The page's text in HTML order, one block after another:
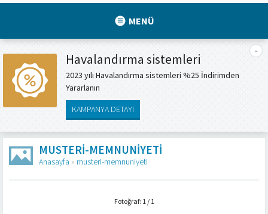
MENÜ
Havalandırma sistemleri
2023 yılı Havalandırma sistemleri %25 İndirimden
Yararlanın
KAMPANYA DETAYI
MUSTERI-MEMNUNIYETI
Anasayfa » musteri-memnuniyeti
Fotoğraf: 1 / 1